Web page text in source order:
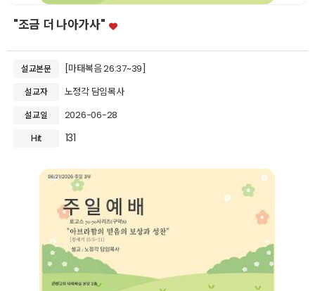
"조금 더 나아가사"
설교본문 [마태복음 26:37~39]
설교자 노정각 담임목사
설교일
2026-06-28
Hit
131